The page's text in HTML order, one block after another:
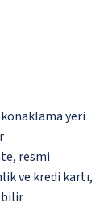
yeri
resmi
ve kredi kartı,